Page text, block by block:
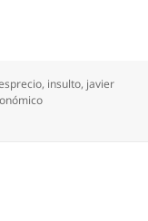
, insulto, javier